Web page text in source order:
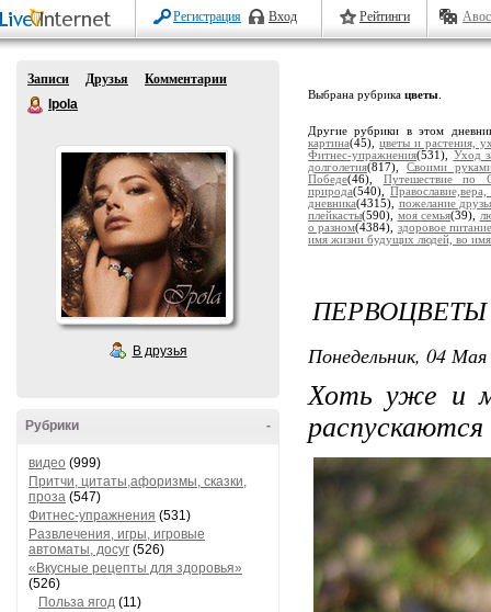
Регистрация Вход Рейтинги
Записи Друзья
Комментарии
Ipola
В друзья
-
Рубрики
видео (999)
Притчи, цитаты,афоризмы, сказки,
проза (547)
Фитнес-упражнения (531)
Развлечения, игры, игровые
автоматы, досуг (526)
«Вкусные рецепты для здоровья»
(526)
Польза ягод (11)
Выбрана рубрика цветы
Другие рубрики в этом
картина(45), цветы и растения,
Фитнес-упражнения(531), Уход
долголетия(817), Своими
Победе(46), Путешествие по
природа(540),
дневника(4315), пожелание
плейкасты(590), моя семья(39),
о разном(4384), здоровое
имя жизни будущих людей, во
Понедельник, 04
Хоть уже и